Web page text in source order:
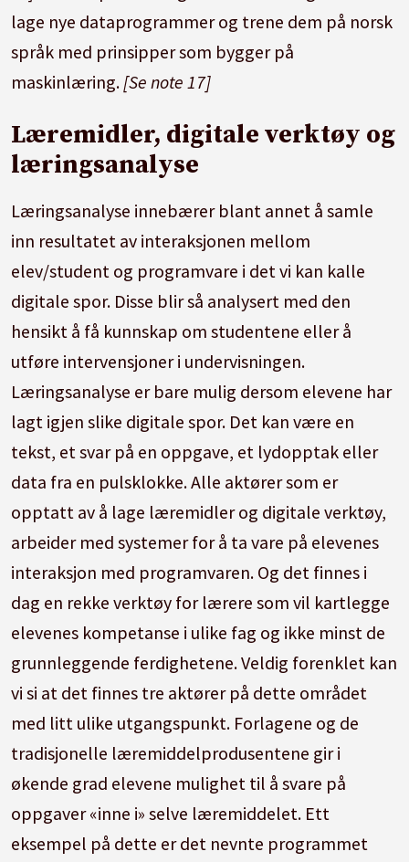
lage nye dataprogrammer og trene dem på norsk
språk med prinsipper som bygger på
maskinlæring. [Se note 17]
Læremidler, digitale verktøy og
læringsanalyse
Læringsanalyse innebærer blant annet å samle
inn resultatet av interaksjonen mellom
elev/student og programvare i det vi kan kalle
digitale spor. Disse blir så analysert med den
hensikt å få kunnskap om studentene eller å
utføre intervensjoner i undervisningen.
Læringsanalyse er bare mulig dersom elevene har
lagt igjen slike digitale spor. Det kan være en
tekst, et svar på en oppgave, et lydopptak eller
data fra en pulsklokke. Alle aktører som er
opptatt av å lage læremidler og digitale verktøy,
arbeider med systemer for å ta vare på elevenes
interaksjon med programvaren. Og det finnes i
dag en rekke verktøy for lærere som vil kartlegge
elevenes kompetanse i ulike fag og ikke minst de
grunnleggende ferdighetene. Veldig forenklet kan
vi si at det finnes tre aktører på dette området
med litt ulike utgangspunkt. Forlagene og de
tradisjonelle læremiddelprodusentene gir i
økende grad elevene mulighet til å svare på
oppgaver «inne i» selve læremiddelet. Ett
eksempel på dette er det nevnte programmet